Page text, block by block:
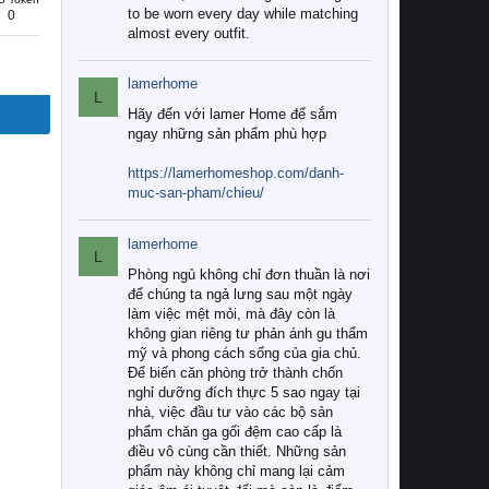
0
to be worn every day while matching
almost every outfit.
L
lamerhome
Hãy đến với lamer Home để sắm
ngay những sản phẩm phù hợp
https://lamerhomeshop.com/danh-
muc-san-pham/chieu/
L
lamerhome
Phòng ngủ không chỉ đơn thuần là nơi
để chúng ta ngả lưng sau một ngày
làm việc mệt mỏi, mà đây còn là
không gian riêng tư phản ánh gu thẩm
mỹ và phong cách sống của gia chủ.
Để biến căn phòng trở thành chốn
nghỉ dưỡng đích thực 5 sao ngay tại
nhà, việc đầu tư vào các bộ sản
phẩm chăn ga gối đệm cao cấp là
điều vô cùng cần thiết. Những sản
phẩm này không chỉ mang lại cảm